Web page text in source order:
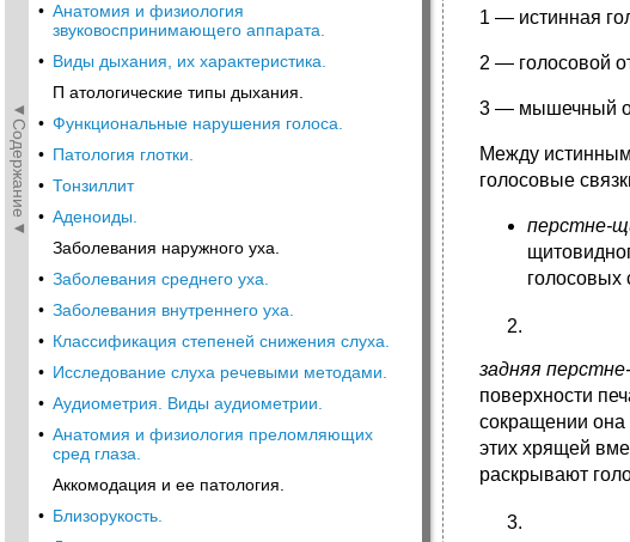
◄Содержание◄
• Анатомия и физиология
звуковоспринимающего аппарата.
• Виды дыхания, их характеристика.
П атологические типы дыхания.
• Функциональные нарушения голоса.
• Патология глотки.
• Тонзиллит
• Аденоиды.
Заболевания наружного уха.
• Заболевания среднего уха.
• Заболевания внутреннего уха.
• Классификация степеней снижения слуха.
• Исследование слуха речевыми методами.
• Аудиометрия. Виды аудиометрии.
• Анатомия и физиология преломляющих
сред глаза.
Аккомодация и ее патология.
• Близорукость.
1 — истинная
2 — голосовой
3 — мышечный
Между
голосовые
перстне-
голосовых
задняя
поверхности
сокращении она
этих хрящей
раскрывают